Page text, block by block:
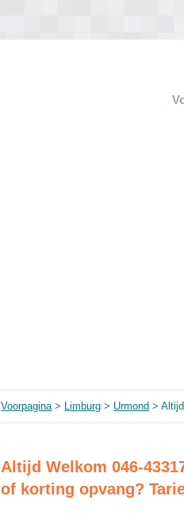
Voorpagina> Limburg > Urmond >
Altijd Welkom 046-
of korting opvang?